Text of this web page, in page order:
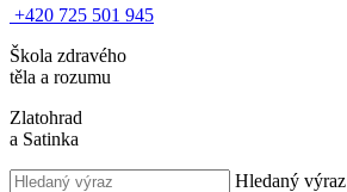
+420 725 501 945
Škola zdravého
těla a rozumu
Zlatohrad
a Satinka
Hledaný výraz